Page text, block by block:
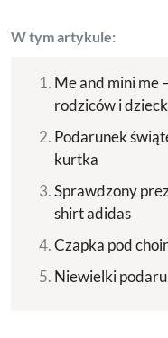
W tym artykule:
Me and mini me
rodziców i
Podarunek
kurtka
Sprawdzony
shirt adidas
Czapka pod
Niewielki